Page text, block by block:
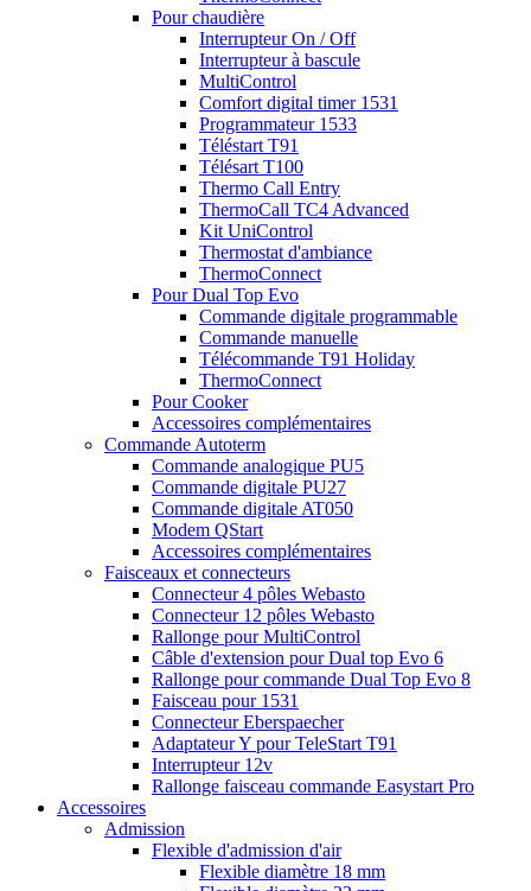
Pour chaudière
Interrupteur On / Off
Interrupteur à bascule
MultiControl
Comfort digital timer 1531
Programmateur 1533
Téléstart T91
Télésart T100
Thermo Call Entry
ThermoCall TC4 Advanced
Kit UniControl
Thermostat d'ambiance
ThermoConnect
Pour Dual Top Evo
Commande digitale programmable
Commande manuelle
Télécommande T91 Holiday
ThermoConnect
Pour Cooker
Accessoires complémentaires
Commande Autoterm
Commande analogique PU5
Commande digitale PU27
Commande digitale AT050
Modem QStart
Accessoires complémentaires
Faisceaux et connecteurs
Connecteur 4 pôles Webasto
Connecteur 12 pôles Webasto
Rallonge pour MultiControl
Câble d'extension pour Dual top Evo 6
Rallonge pour commande Dual Top Evo 8
Faisceau pour 1531
Connecteur Eberspaecher
Adaptateur Y pour TeleStart T91
Interrupteur 12v
Rallonge faisceau commande Easystart Pro
Accessoires
Admission
Flexible d'admission d'air
Flexible diamètre 18 mm